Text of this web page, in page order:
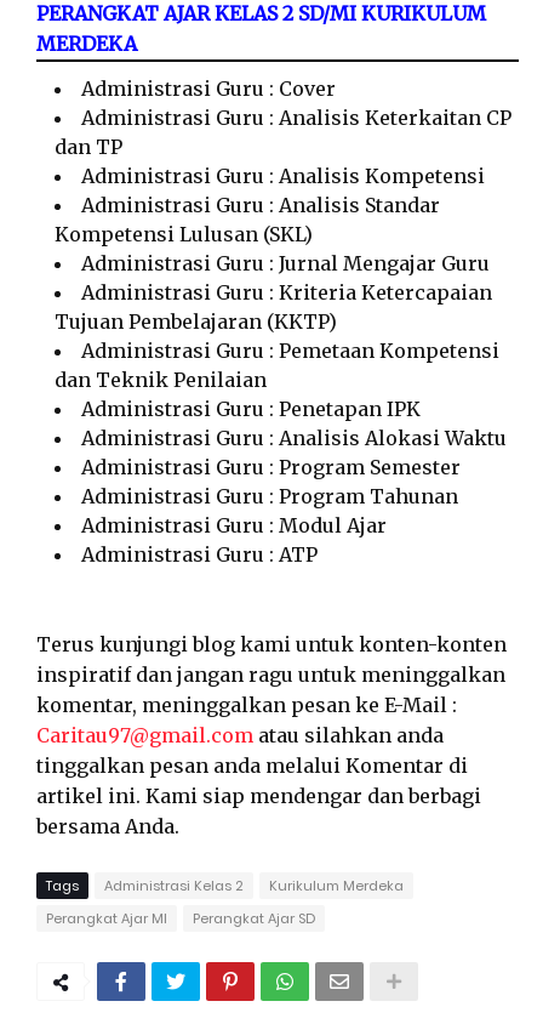
PERANGKAT AJAR KELAS 2 SD/MI KURIKULUM
MERDEKA
Administrasi Guru : Cover
Administrasi Guru : Analisis Keterkaitan CP
dan TP
Administrasi Guru : Analisis Kompetensi
Administrasi Guru : Analisis Standar
Kompetensi Lulusan (SKL)
Administrasi Guru : Jurnal Mengajar Guru
Administrasi Guru : Kriteria Ketercapaian
Tujuan Pembelajaran (KKTP)
Administrasi Guru : Pemetaan Kompetensi
dan Teknik Penilaian
Administrasi Guru : Penetapan IPK
Administrasi Guru : Analisis Alokasi Waktu
Administrasi Guru : Program Semester
Administrasi Guru : Program Tahunan
Administrasi Guru : Modul Ajar
Administrasi Guru : ATP
Terus kunjungi blog kami untuk konten-konten
inspiratif dan jangan ragu untuk meninggalkan
komentar, meninggalkan pesan ke E-Mail :
Caritau97@gmail.com atau silahkan anda
tinggalkan pesan anda melalui Komentar di
artikel ini. Kami siap mendengar dan berbagi
bersama Anda.
Tags Administrasi Kelas 2
Kurikulum Merdeka
Perangkat Ajar MI
Perangkat Ajar SD